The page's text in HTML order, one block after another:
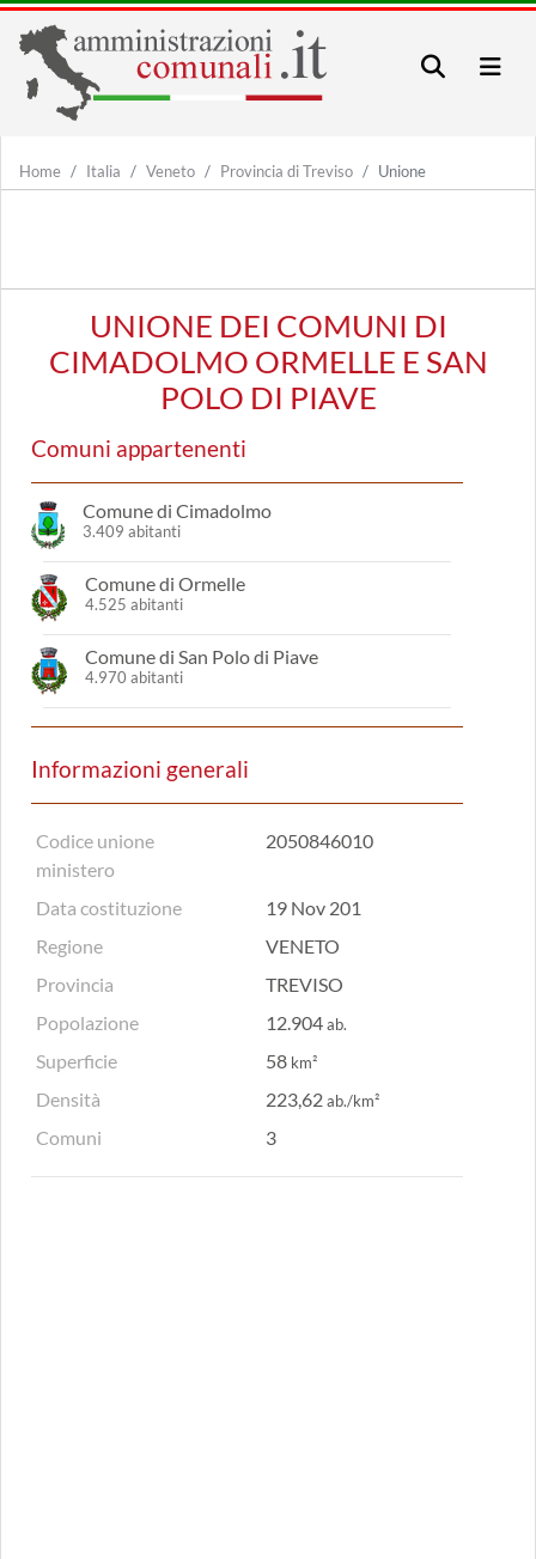
Home Italia Veneto Provincia di Treviso Unione
UNIONE DEI COMUNI DI
CIMADOLMO ORMELLE E SAN
POLO DI PIAVE
Comuni appartenenti
Comune di Cimadolmo
3.409 abitanti
Comune di Ormelle
4.525 abitanti
Comune di San Polo di Piave
4.970 abitanti
Informazioni generali
Codice unione
ministero
2050846010
Data costituzione
19 Nov 201
Regione
VENETO
Provincia
TREVISO
Popolazione
12.904ab.
Superficie 58 km²
Densità 223,62ab./km²
Comuni 3